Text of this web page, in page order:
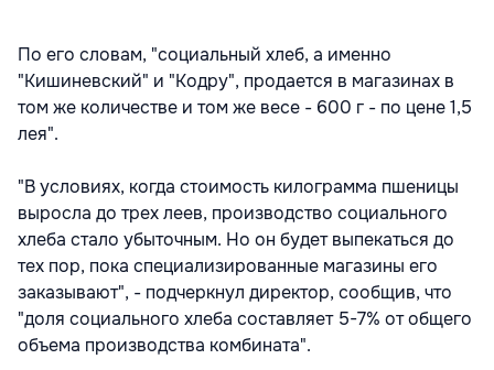
По его словам, "социальный хлеб, а именно
"Кишиневский" и "Кодру", продается в магазинах в
том же количестве и том же весе - 600 г - по цене 1,5
лея".
"В условиях, когда стоимость килограмма пшеницы
выросла до трех леев, производство социального
хлеба стало убыточным. Но он будет выпекаться до
тех пор, пока специализированные магазины его
заказывают", - подчеркнул директор, сообщив, что
"доля социального хлеба составляет 5-7% от общего
объема производства комбината".